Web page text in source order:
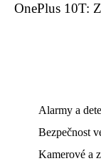
OnePlus 10T:
Alarmy a
Bezpečnost
Kamerové a